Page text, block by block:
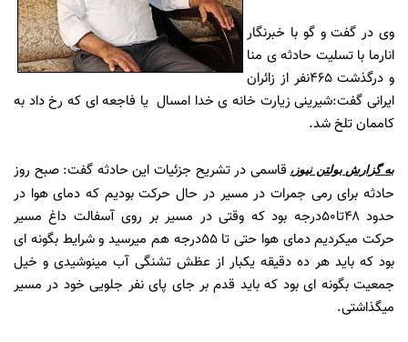
وی در گفت و گو با خبرنگار
انارما با تسلیت حادثه ی منا
و درگذشت ۴۶۵نفر از زائران
ایرانی گفت:شیرینی زیارت خانه ی خدا امسال یا فاجعه ای که رخ داد به
کاممان تلخ شد.
به گزارشبولتن نیوز، قاسمی در تشریح جزئیات این حادثه گفت: صبح روز
حادثه برای رمی جمرات در مسیر در حال حرکت بودیم که دمای هوا در
حدود ۴۸تا۵۰درجه بود که وقتی در مسیر بر روی آسفالت داغ مسیر
حرکت میکردیم دمای هوا حتی تا ۵۵درجه هم میرسید و شرایط بگونه ای
بود که باید هر ده دقیقه یکبار از عظش تشنگی آب مینوشیدی و خیل
جمعیت بگونه ای بود که باید قدم بر جای پای نفر جلویی خود در مسیر
میگذاشتی.